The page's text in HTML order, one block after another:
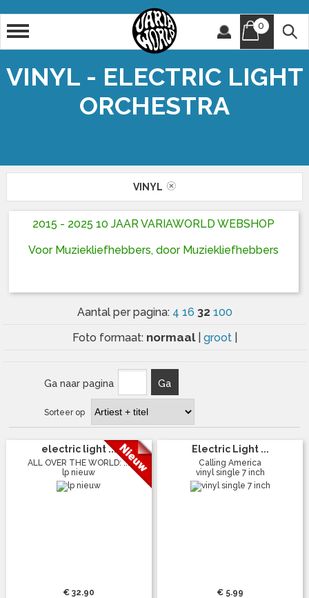
0
VINYL - ELECTRIC LIGHT
ORCHESTRA
VINYL
2015 - 2025 10 JAAR VARIAWORLD WEBSHOP
Voor Muziekliefhebbers, door Muziekliefhebbers
Aantal per pagina: 4 16 32 100
Foto formaat: normaal groot
Ga naar pagina Ga
Sorteer op
electric light ...
ALL OVER THE WORLD: ...
lp nieuw
€ 32.90
Electric Light ...
Calling America
vinyl single 7 inch
€ 5.99